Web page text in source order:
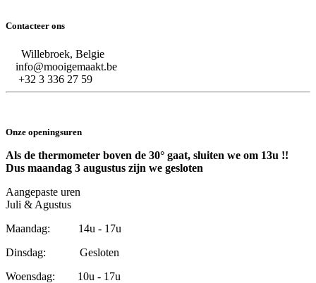
Contacteer ons
Willebroek, Belgie
info@mooigemaakt.be
+32 3 336 27 59
Onze openingsuren
Als de thermometer boven de 30° gaat, sluiten we om 13u !!
Dus maandag 3 augustus zijn we gesloten
Aangepaste uren
Juli & Agustus
Maandag: 14u - 17u
Dinsdag: Gesloten
Woensdag: 10u - 17u